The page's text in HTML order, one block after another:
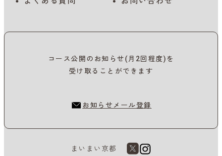
コース公開のお知らせ(月2回程度)を
受け取ることができます
お知らせメール登録
まいまい京都